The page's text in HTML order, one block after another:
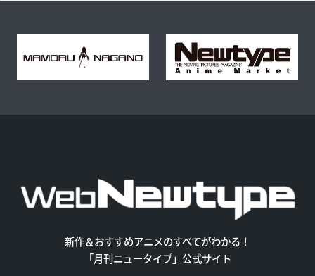
新作＆おすすめアニメのすべてがわかる！
「月刊ニュータイプ」公式サイト